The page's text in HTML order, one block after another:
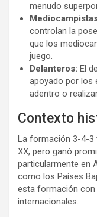
menudo
controlan la
que los
juego.
Delanteros: El
apoyado por los
adentro o
Contexto
La formación 3-4-3
XX, pero ganó
particularmente en
como los Países
esta formación con
internacionales.